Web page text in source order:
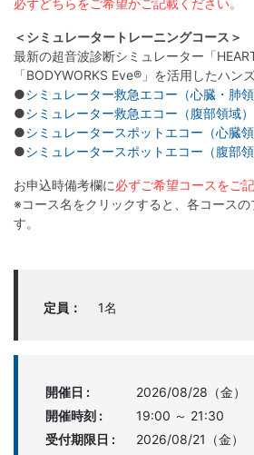
必ずどちらをご希望かご記載ください。
＜シミュレータートレーニングコース＞
最新の超音波診断シミュレーター「
「BODYWORKS Eve®」を活用したハン
●シミュレーター救急エコー（心臓・肺領
●シミュレーター救急エコー（腹部領域）
●シミュレータースポットエコー（心臓領
●シミュレータースポットエコー（腹部領
お申込時備考欄に必ずご希望コースをご
※コース名をクリックすると、各コースの
す。
定員： 1名
開催日 :
2026/08/28（金）
開催時刻 :
19:00 ～ 21:30
受付期限日 :
2026/08/21（金）